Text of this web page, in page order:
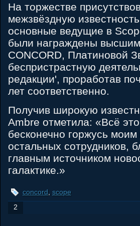
На торжестве
межзвёздную
основные ведущие в
были награждены
CONCORD, Платиновой
беспристрастную
редакции', проработав
лет соответственно.
Получив широкую
Ambre отметила: «Всё
бесконечно горжусь
остальных сотрудников,
главным источником
галактике.»
concord scope
2